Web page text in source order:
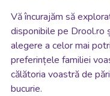
Vă încurajăm să
disponibile pe Drool.ro
alegere a celor mai
preferințele familiei
călătoria voastră de
bucurie.